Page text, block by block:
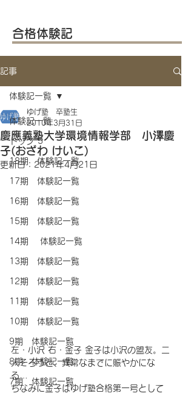
合格体験記
記事
体験記一覧
トップ 5
18期 体験記一覧
17期 体験記一覧
16期 体験記一覧
15期 体験記一覧
14期 体験記一覧
13期 体験記一覧
12期 体験記一覧
11期 体験記一覧
10期 体験記一覧
9期 体験記一覧
8期 体験記一覧
7期 体験記一覧
体験記一覧
慶應義塾大学環境情報学部 小澤慶
子(おざわ けいこ)
ゆげ塾 卒塾生
2010年3月31日
更新日： 2021年4月21日
左・小沢 右・金子 金子は小沢の盟友。二
人そろうと、異常なまでに賑やかにな
る…
ちなみに金子はゆげ塾合格第一号として